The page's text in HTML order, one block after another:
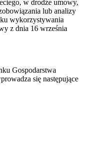
w drodze umowy,
lub analizy
wykorzystywania
z dnia 16 września
Gospodarstwa
się następujące